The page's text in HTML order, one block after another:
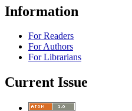
Information
For Readers
For Authors
For Librarians
Current Issue